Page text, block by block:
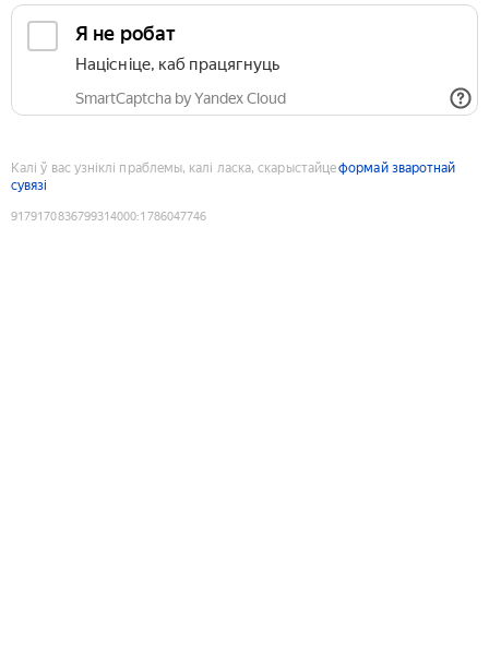
Я не робат
Націсніце, каб працягнуць
SmartCaptcha by Yandex Cloud
Калі ў вас узніклі праблемы, калі ласка, скарыстайцеформай зваротнай
сувязі
9179170836799314000:1786047746